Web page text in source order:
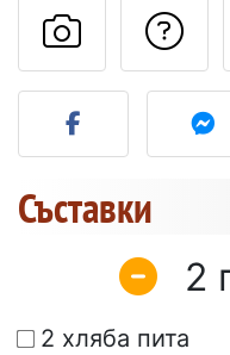
Съставки
2
2 хляба пита